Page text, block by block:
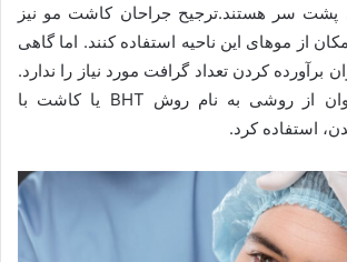
پشت سر هستند.ترجیح جراحان کاشت مو نیز
از موهای این ناحیه استفاده کنند. اما گاهی
برآورده کردن تعداد گرافت مورد نیاز را ندارد.
در این مواقع می‌توان از روشی به نام روش BHT یا کاشت با
استفاده کرد.